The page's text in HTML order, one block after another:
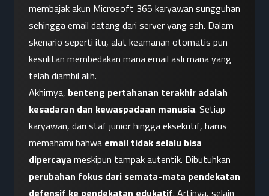
membajak akun Microsoft 365 karyawan sungguhan
sehingga email datang dari server yang sah. Dalam
skenario seperti itu, alat keamanan otomatis pun
kesulitan membedakan mana email asli mana yang
telah diambil alih.
Akhirnya, benteng pertahanan terakhir adalah
kesadaran dan kewaspadaan manusia. Setiap
karyawan, dari staf junior hingga eksekutif, harus
memahami bahwa email tidak selalu bisa
dipercaya
perubahan fokus dari semata-mata pendekatan